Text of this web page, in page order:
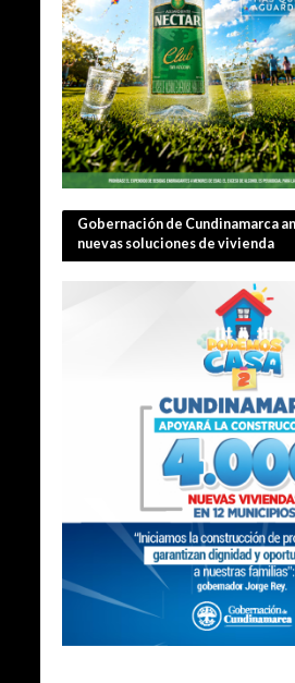
Gobernación de Cundinamarca
nuevas soluciones de vivienda